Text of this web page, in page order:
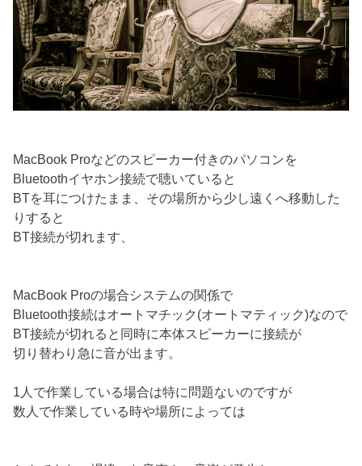
MacBook Proなどのスピーカー付きのパソコンを
Bluetoothイヤホン接続で聴いていると
BTを耳につけたまま、その場所から少し遠くへ移動した
りすると
BT接続が切れます、
MacBook Proの場合システムの関係で
Bluetooth接続はオートマチック(オートマティック)なので
BT接続が切れると同時に本体スピーカーに接続が
切り替わり急に音が出ます。
1人で作業している場合は特に問題ないのですが
数人で作業している時や場所によっては